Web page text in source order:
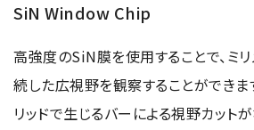
SiN Window Chip
高強度のSiN膜を使用することで、ミ
続した広視野を観察することができま
リッドで生じるバーによる視野カット